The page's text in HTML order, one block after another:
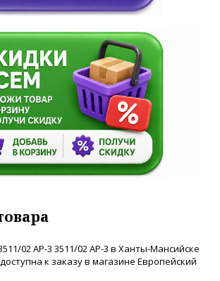
02 AP-3 3511/02 AP-3 в Ханты-Мансийске
к заказу в магазине Европейский